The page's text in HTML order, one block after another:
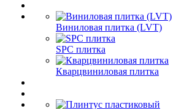
Виниловая плитка (LVT)
SPC плитка
Кварцвиниловая плитка